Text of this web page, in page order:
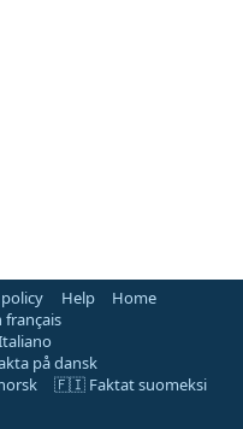
Help
Home
på dansk
🇫🇮 Faktat suomeksi